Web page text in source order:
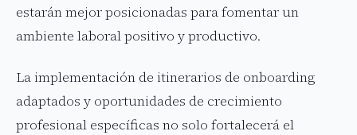
estarán mejor posicionadas para fomentar un
ambiente laboral positivo y productivo.
La implementación de itinerarios de onboarding
adaptados y oportunidades de crecimiento
profesional específicas no solo fortalecerá el